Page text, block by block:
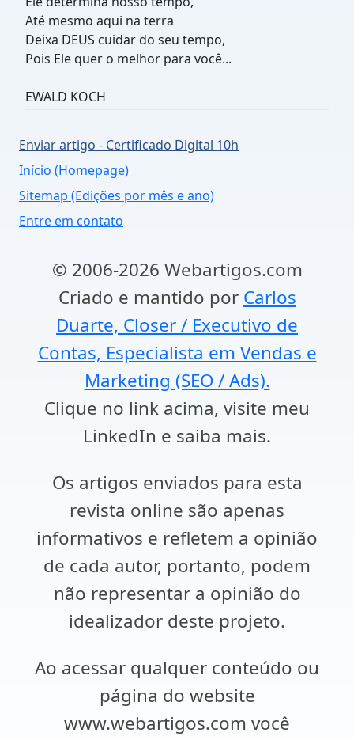
Até mesmo aqui na terra
Deixa DEUS cuidar do seu tempo,
Pois Ele quer o melhor para você...
EWALD KOCH
Enviar artigo - Certificado Digital 10h
Início (Homepage)
Sitemap (Edições por mês e ano)
Entre em contato
© 2006-2026 Webartigos.com
Criado e mantido por Carlos
Duarte, Closer / Executivo de
Contas, Especialista em Vendas e
Marketing (SEO / Ads).
Clique no link acima, visite meu
LinkedIn e saiba mais.
Os artigos enviados para esta
revista online são apenas
informativos e refletem a opinião
de cada autor, portanto, podem
não representar a opinião do
idealizador deste projeto.
Ao acessar qualquer conteúdo ou
página do website
www.webartigos.com você